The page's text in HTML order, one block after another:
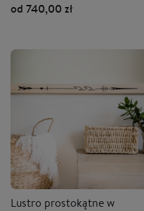
od 740,00 zł
Lustro prostokątne w